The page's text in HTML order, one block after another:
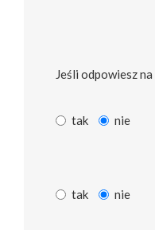
Jeśli odpowiesz
tak nie
tak nie